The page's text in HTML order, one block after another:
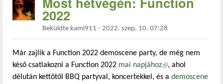
2022
Beküldte kami911 - 2022. szep. 10. 07:28
Már zajlik a Function 2022 demoscene party, de még nem
késő csatlakozni a Function 2022 mai napjához(külső hivatkozás)
, ahol
délután kettőtől BBQ partyval, koncertekkel, és a demoscene